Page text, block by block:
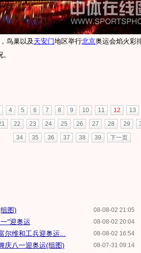
鸟巢以及天安门地区举行北京奥运会焰火彩
4 5 6 7 8 9 10 11 12
13
22 23 24 25 26 27 28 29
34
35 36 37 38 39 下一页
08-08-02 21:05
图)
08-08-02 20:04
"迎奥运
08-08-02 16:54
尔维和工兵迎奥运...
08-07-31 09:14
庆八一迎奥运(组图)